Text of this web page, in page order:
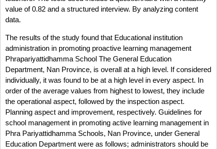
value of 0.82 and a structured interview. By analyzing content
data.
The results of the study found that Educational institution
administration in promoting proactive learning management
Phrapariyattidhamma School The General Education
Department, Nan Province, is overall at a high level. If considered
individually, it was found to be at a high level in every aspect. In
order of the average values from highest to lowest, they include
the operational aspect, followed by the inspection aspect.
Planning aspect and improvement, respectively. Guidelines for
school management in promoting active learning management in
Phra Pariyattidhamma Schools, Nan Province, under General
Education Department were as follows; administrators should be